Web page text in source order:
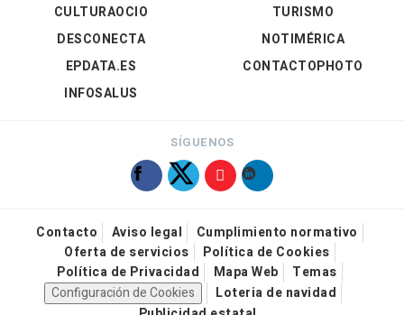
CULTURAOCIO
DESCONECTA
EPDATA.ES
INFOSALUS
TURISMO
NOTIMÉRICA
CONTACTOPHOTO
SÍGUENOS
Contacto Aviso legal
Cumplimiento normativo
Oferta de servicios
Política de Cookies
Política de Privacidad
Mapa Web
Temas
Configuración de Cookies
Loteria de navidad